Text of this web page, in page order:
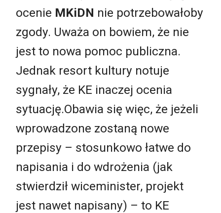
ocenie MKiDN nie potrzebowałoby
zgody. Uważa on bowiem, że nie
jest to nowa pomoc publiczna.
Jednak resort kultury notuje
sygnały, że KE inaczej ocenia
sytuację.Obawia się więc, że jeżeli
wprowadzone zostaną nowe
przepisy – stosunkowo łatwe do
napisania i do wdrożenia (jak
stwierdził wiceminister, projekt
jest nawet napisany) – to KE